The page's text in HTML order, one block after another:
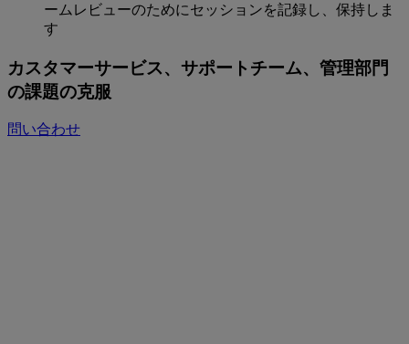
ームレビューのためにセッションを記録し、保持しま
す
カスタマーサービス、サポートチーム、管理部門
の課題の克服
問い合わせ